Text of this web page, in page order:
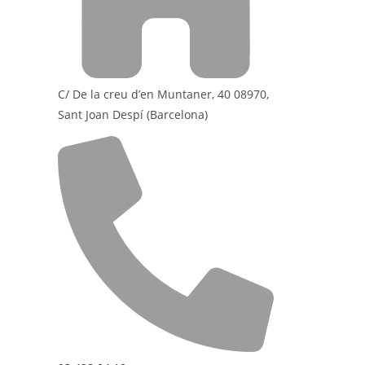
C/ De la creu d’en Muntaner, 40 08970,
Sant Joan Despí (Barcelona)